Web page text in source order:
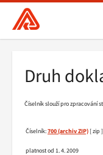
Všeobecná
zdravotní
hlavní
Drobečková
navigace
Druh
Číselník slouží pro zpracování
Číselník:700 [ zip ]
platnost od 1. 4. 2009